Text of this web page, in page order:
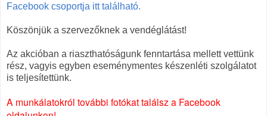
Facebook csoportja itt található.
Köszönjük a szervezőknek a vendéglátást!
Az akcióban a riaszthatóságunk fenntartása mellett vettünk
rész, vagyis egyben eseménymentes készenléti szolgálatot
is teljesítettünk.
A munkálatokról további fotókat találsz a Facebook